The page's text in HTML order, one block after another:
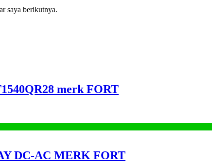
saya berikutnya.
merk FORT
DC-AC MERK FORT